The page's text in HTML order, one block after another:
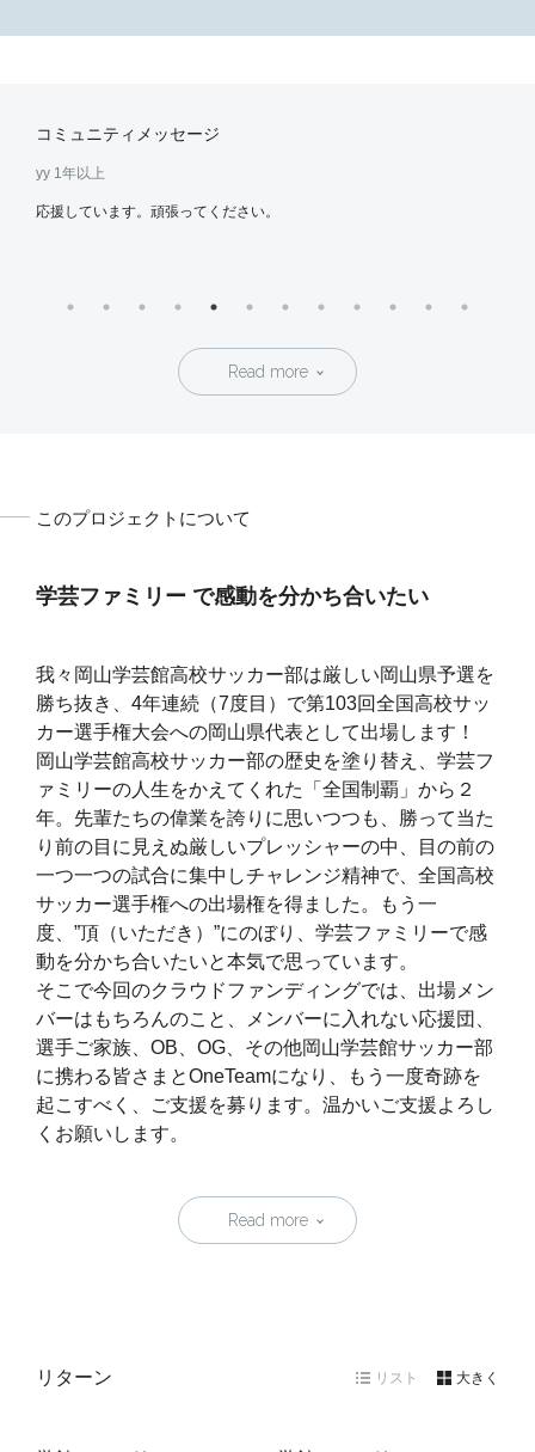
コミュニティメッセージ
yy 1年以上
応援しています。頑張ってください。
Read more
このプロジェクトについて
学芸ファミリー で感動を分かち合いたい
我々岡山学芸館高校サッカー部は厳しい岡山県予選を
勝ち抜き、4年連続（7度目）で第103回全国高校サッ
カー選手権大会への岡山県代表として出場します！
岡山学芸館高校サッカー部の歴史を塗り替え、学芸フ
ァミリーの人生をかえてくれた「全国制覇」から２
年。先輩たちの偉業を誇りに思いつつも、勝って当た
り前の目に見えぬ厳しいプレッシャーの中、目の前の
一つ一つの試合に集中しチャレンジ精神で、全国高校
サッカー選手権への出場権を得ました。もう一
度、”頂（いただき）”にのぼり、学芸ファミリーで感
動を分かち合いたいと本気で思っています。
そこで今回のクラウドファンディングでは、出場メン
バーはもちろんのこと、メンバーに入れない応援団、
選手ご家族、OB、OG、その他岡山学芸館サッカー部
に携わる皆さまとOneTeamになり、もう一度奇跡を
起こすべく、ご支援を募ります。温かいご支援よろし
くお願いします。
Read more
リターン リスト 大きく